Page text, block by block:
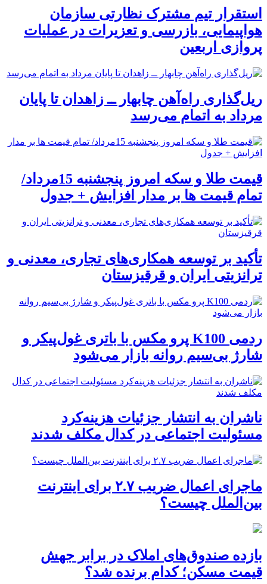
استقرار تیم مشترک نظارتی سازمان
هواپیمایی، بازرسی و تعزیرات در عملیات
پروازی اربعین
ریل‌گذاری راه‌آهن چابهار ــ زاهدان تا پایان
مرداد به اتمام می‌رسد
قیمت طلا و سکه امروز پنجشنبه 15مرداد/
تمام قیمت ها بر مدار افزایش + جدول
تأکید بر توسعه همکاری‌های تجاری، معدنی و
ترانزیتی ایران و قرقیزستان
ردمی K100 پرو مکس با باتری غول‌پیکر و
شارژ بی‌سیم روانه بازار می‌شود
ناشران به انتشار جزئیات هزینه‌کرد
مسئولیت اجتماعی در کدال مکلف شدند
ماجرای اعمال ضریب ۲.۷ برای اینترنت
بین‌الملل چیست؟
بازده صندوق‌های املاک در برابر جهش
قیمت مسکن؛ کدام برنده شد؟